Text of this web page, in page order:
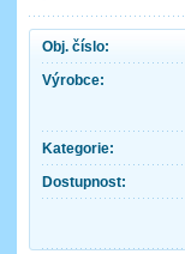
Obj. číslo:
Výrobce:
Kategorie:
Dostupnost: